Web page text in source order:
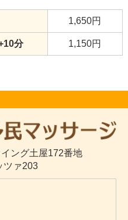
1,650円
分 1,150円
ング土屋172番地
ツァ203